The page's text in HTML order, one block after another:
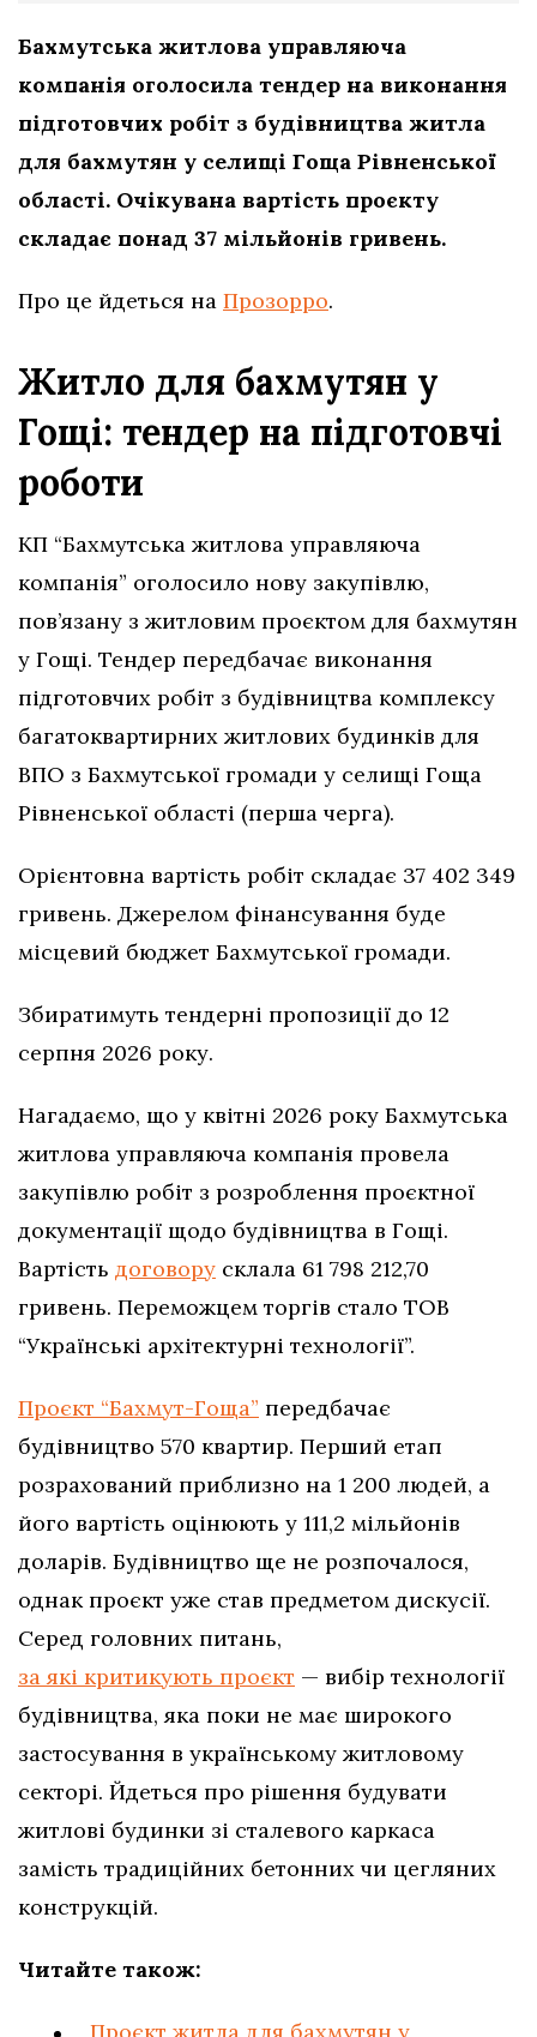
Бахмутська житлова управляюча
компанія оголосила тендер на виконання
підготовчих робіт з будівництва житла
для бахмутян у селищі Гоща Рівненської
області. Очікувана вартість проєкту
складає понад 37 мільйонів гривень.
Про це йдеться на Прозорро.
Житло для бахмутян у
Гощі: тендер на підготовчі
роботи
КП “Бахмутська житлова управляюча
компанія” оголосило нову закупівлю,
пов’язану з житловим проєктом для бахмутян
у Гощі. Тендер передбачає виконання
підготовчих робіт з будівництва комплексу
багатоквартирних житлових будинків для
ВПО з Бахмутської громади у селищі Гоща
Рівненської області (перша черга).
Орієнтовна вартість робіт складає 37 402 349
гривень. Джерелом фінансування буде
місцевий бюджет Бахмутської громади.
Збиратимуть тендерні пропозиції до 12
серпня 2026 року.
Нагадаємо, що у квітні 2026 року Бахмутська
житлова управляюча компанія провела
закупівлю робіт з розроблення проєктної
документації щодо будівництва в Гощі.
Вартість договору склала 61 798 212,70
гривень. Переможцем торгів стало ТОВ
“Українські архітектурні технології”.
Проєкт “Бахмут-Гоща” передбачає
будівництво 570 квартир. Перший етап
розрахований приблизно на 1 200 людей, а
його вартість оцінюють у 111,2 мільйонів
доларів. Будівництво ще не розпочалося,
однак проєкт уже став предметом дискусії.
Серед головних питань,
за які критикують проєкт — вибір технології
будівництва, яка поки не має широкого
застосування в українському житловому
секторі. Йдеться про рішення будувати
житлові будинки зі сталевого каркаса
замість традиційних бетонних чи цегляних
конструкцій.
Читайте також: